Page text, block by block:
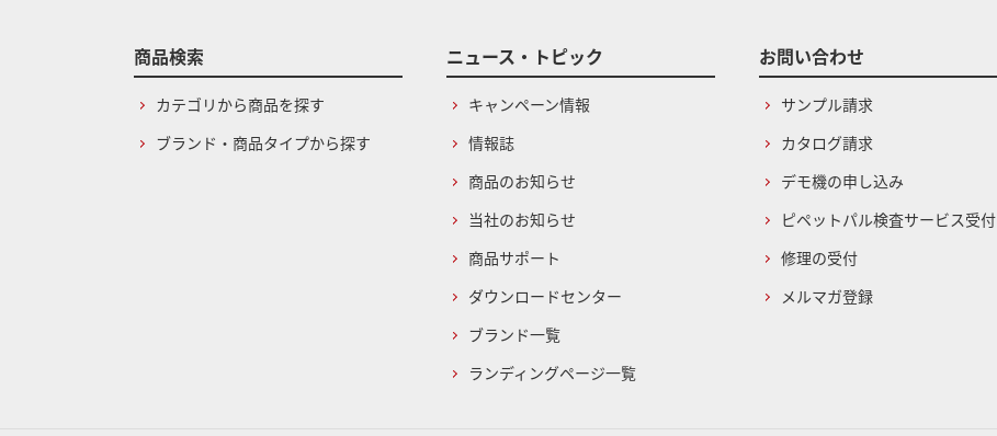
商品検索
カテゴリから商品を探す
ブランド・商品タイプから探す
ニュース・トピック
キャンペーン情報
情報誌
商品のお知らせ
当社のお知らせ
商品サポート
ダウンロードセンター
ブランド一覧
ランディングページ一覧
お問い合わせ
サンプル請求
カタログ請求
デモ機の申し込み
ピペットパル検査サービス受付
修理の受付
メルマガ登録